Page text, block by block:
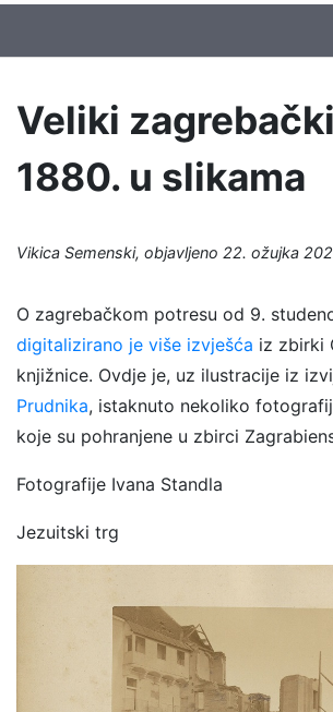
Veliki
1880. u slikama
Vikica Semenski, objavljeno 22. ožujka
O zagrebačkom potresu od 9.
digitalizirano je više izvješća iz zbirki
knjižnice. Ovdje je, uz ilustracije iz
Prudnika, istaknuto nekoliko
koje su pohranjene u zbirci
Fotografije Ivana Standla
Jezuitski trg